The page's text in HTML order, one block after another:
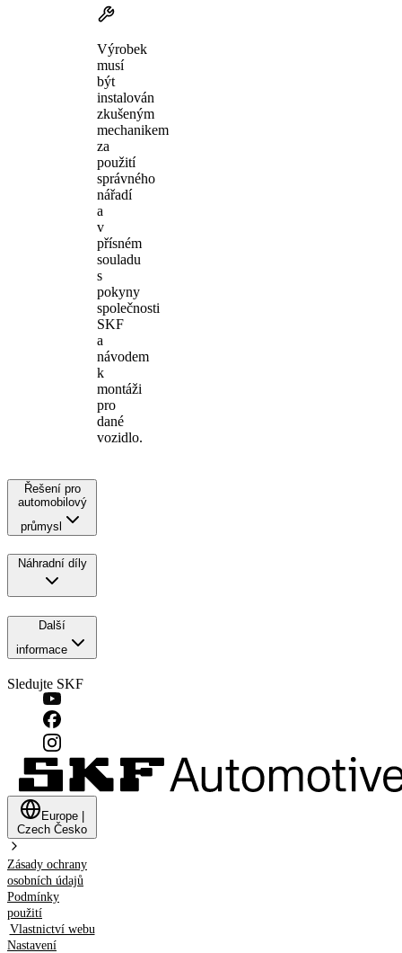
Výrobek
musí
být
instalován
zkušeným
mechanikem
za
použití
správného
nářadí
a
v
přísném
souladu
s
pokyny
společnosti
SKF
a
návodem
k
montáži
pro
dané
vozidlo.
Řešení pro
automobilový
průmysl
Náhradní díly
Další
informace
Sledujte SKF
Europe
Czech Česko
Zásady ochrany
osobních údajů
Podmínky
použití
Vlastnictví webu
Nastavení